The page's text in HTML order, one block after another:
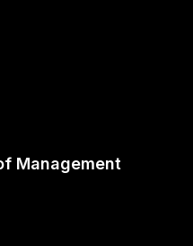
Management